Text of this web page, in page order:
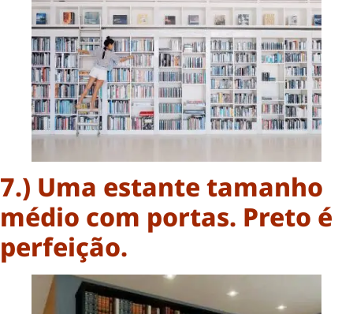
7.) Uma estante tamanho
médio com portas. Preto é
perfeição.